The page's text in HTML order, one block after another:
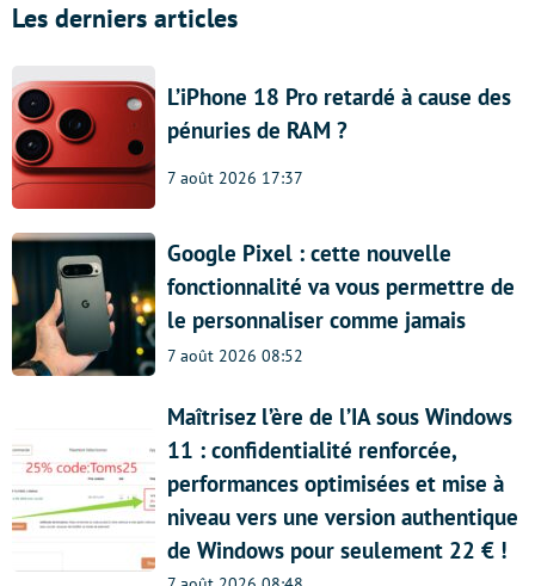
Les derniers articles
L’iPhone 18 Pro retardé à cause des
pénuries de RAM ?
7 août 2026 17:37
Google Pixel : cette nouvelle
fonctionnalité va vous permettre de
le personnaliser comme jamais
7 août 2026 08:52
Maîtrisez l’ère de l’IA sous Windows
11 : confidentialité renforcée,
performances optimisées et mise à
niveau vers une version authentique
de Windows pour seulement 22 € !